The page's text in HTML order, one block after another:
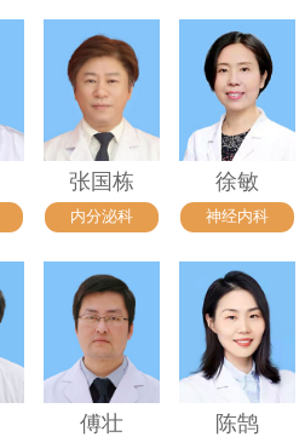
张国栋
内分泌科
徐敏
神经内科
傅壮 陈鹄